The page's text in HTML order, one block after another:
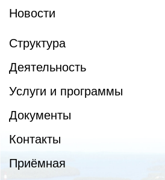
Новости
Структура
Деятельность
Услуги и программы
Документы
Контакты
Приёмная